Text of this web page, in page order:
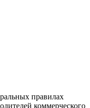
правилах
коммерческого